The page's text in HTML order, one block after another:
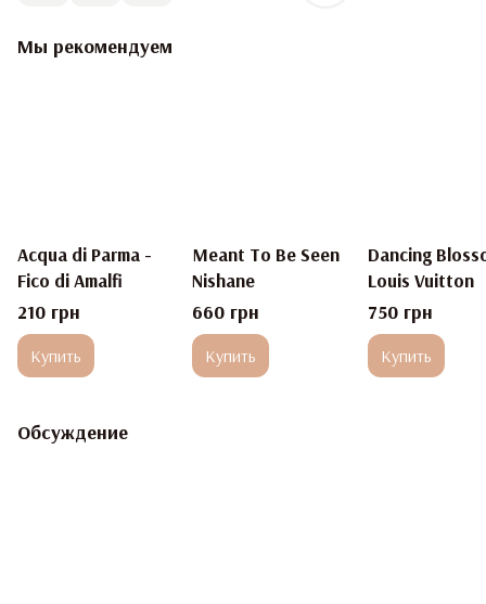
Мы рекомендуем
Acqua di Parma -
Fico di Amalfi
210 грн
Купить
Meant To Be Seen
Nishane
660 грн
Купить
Dancing
Louis Vuitton
750 грн
Купить
Обсуждение